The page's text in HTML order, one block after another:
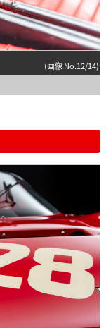
(画像 No.12/14)